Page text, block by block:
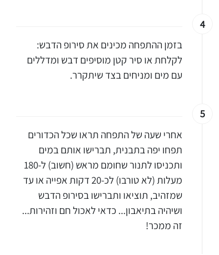
אותי באינסטגרם
הכנתם מתכון שלי? חפשו "Shahar_Hen_Hayokra" באינסטגרם עקבו אחריי עוד היום ותעלו את המתכון שהכנתם לסטורי ואני
4
בזמן ההתפחה מכינים את סירופ הדבש:
לקלחת או סיר קטן מוסיפים דבש ומדללים
עם מים ומניחים בצד שיתקרר.
5
אחרי שעה של התפחה תראו שכל הכדורים
תפחו יפה בתבנית, תברישו אותם במים
ותכניסו לתנור שחומם מראש (חשוב) ל-180
מעלות (לא טורבו) לכ-20 דקות אפייה או עד
שמזהיב, תוציאו ותברישו בסירופ הדבש
ושיהיה בתיאבון... כדאי לאכול חם וזהירות...
זה ממכר!